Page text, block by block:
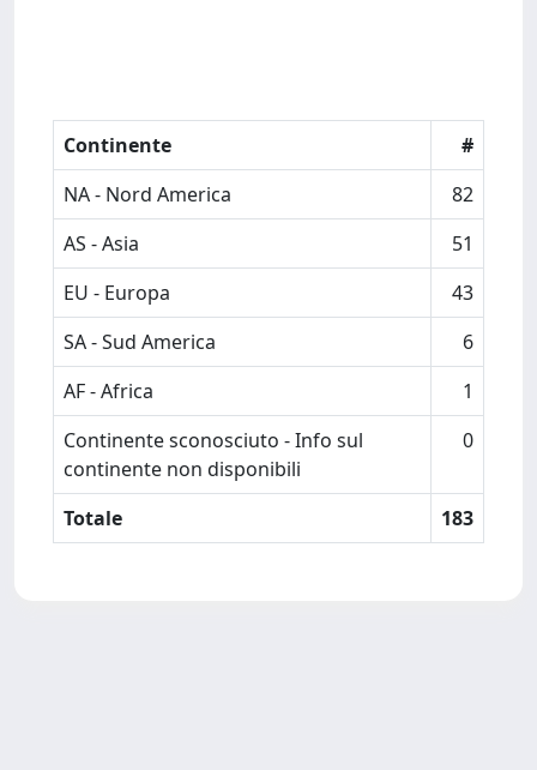
Continente
#
NA - Nord America
82
AS - Asia
51
EU - Europa
43
SA - Sud America
6
AF - Africa
1
Continente sconosciuto - Info sul
continente non disponibili
0
Totale 183